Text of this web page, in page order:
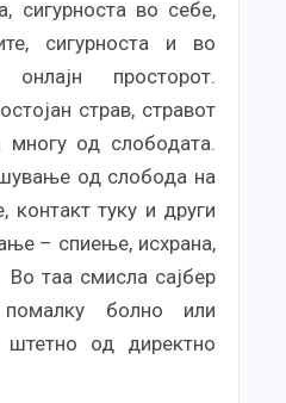
сигурноста во себе,
сигурноста и во
просторот.
страв, стравот
многу од слободата.
од слобода на
туку и други
– спиење, исхрана,
таа смисла сајбер
болно или
од директно